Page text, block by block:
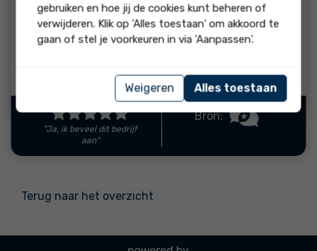
Wat leuk om te horen, dank je wel! Fijn dat de
bezichtiging zo goed bevallen is, die 10 waarderen
we enorm!
Reactie van Nieuwenhuis meer dan een makelaar
"Ja, ik beveel dit bedrijf
aan"
Bron:
Terug naar het overzicht
gebruiken en hoe jij de cookies kunt beheren of
verwijderen. Klik op 'Alles toestaan' om akkoord te
gaan of stel je voorkeuren in via 'Aanpassen'.
Weigeren Alles toestaan